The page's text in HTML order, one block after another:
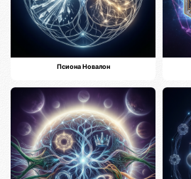
Псиона Новалон